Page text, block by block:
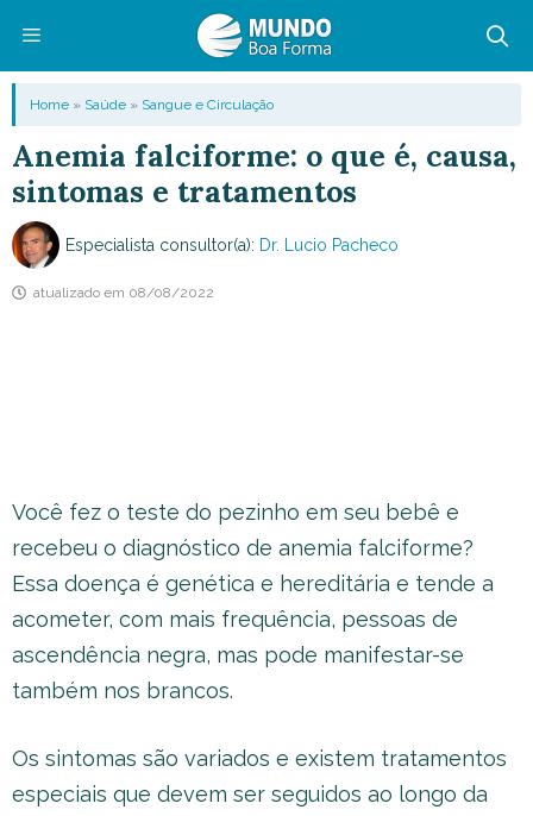
conteúdo
Menu
Home » Saúde » Sangue e Circulação
Anemia falciforme: o que é, causa,
sintomas e tratamentos
Especialista consultor(a): Dr. Lucio Pacheco
atualizado em 08/08/2022
Você fez o teste do pezinho em seu bebê e
recebeu o diagnóstico de anemia falciforme?
Essa doença é genética e hereditária e tende a
acometer, com mais frequência, pessoas de
ascendência negra, mas pode manifestar-se
também nos brancos.
Os sintomas são variados e existem tratamentos
especiais que devem ser seguidos ao longo da